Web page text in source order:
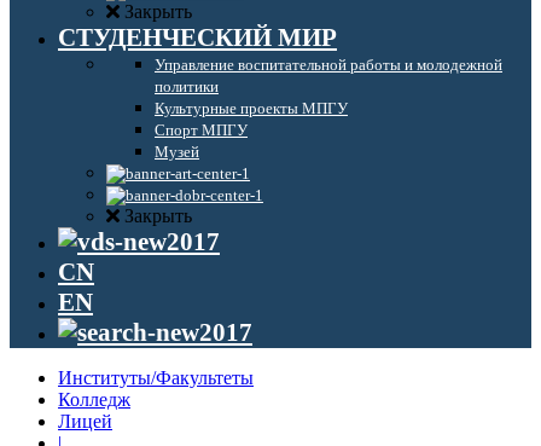
Закрыть
СТУДЕНЧЕСКИЙ МИР
Управление воспитательной работы и молодежной
политики
Культурные проекты МПГУ
Спорт МПГУ
Музей
Закрыть
CN
EN
Институты/Факультеты
Колледж
Лицей